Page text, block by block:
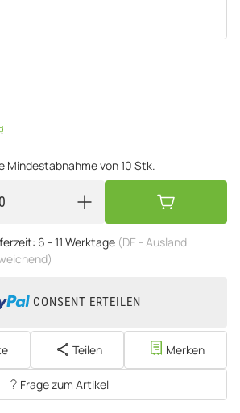
Mindestabnahme von 10 Stk.
6 - 11 Werktage (DE - Ausland
CONSENT ERTEILEN
Teilen Merken
Frage zum Artikel